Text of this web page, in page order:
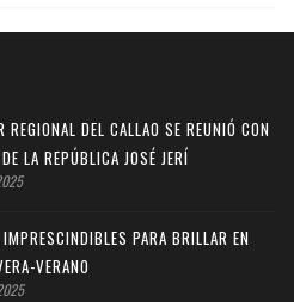
REGIONAL DEL CALLAO SE REUNIÓ CON
LA REPÚBLICA JOSÉ JERÍ
PARA BRILLAR EN
VERANO